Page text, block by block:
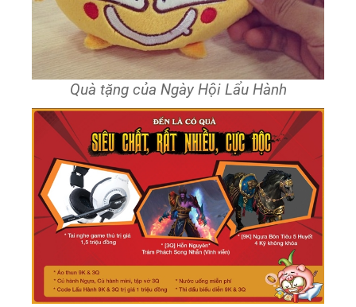
Quà tặng của Ngày Hội Lẩu Hành